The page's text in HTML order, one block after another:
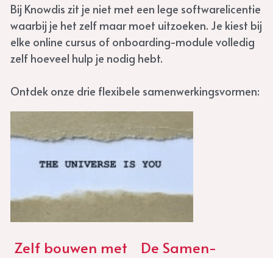
Bij Knowdis zit je niet met een lege softwarelicentie
waarbij je het zelf maar moet uitzoeken. Je kiest bij
elke online cursus of onboarding-module volledig
zelf hoeveel hulp je nodig hebt.
Ontdek onze drie flexibele samenwerkingsvormen:
Zelf bouwen met
De Samen-